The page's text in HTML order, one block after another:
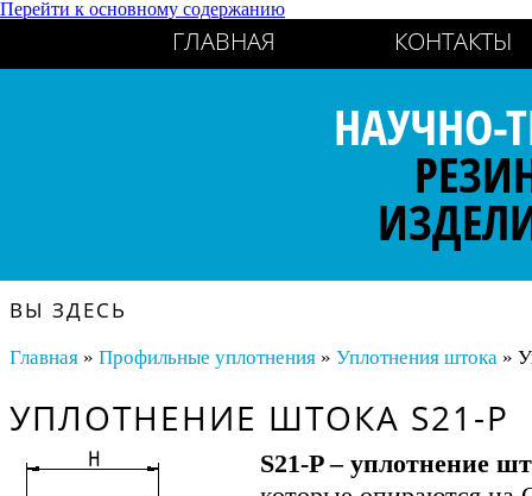
Перейти к основному содержанию
ГЛАВНАЯ КОНТАКТЫ
НАУЧНО-
ВЫ ЗДЕСЬ
Главная» Профильные уплотнения» Уплотнения штока»
УПЛОТНЕНИЕ ШТОКА S21-P
S21-P – уплотнение